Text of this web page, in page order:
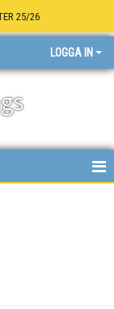
25/26
LOGGA IN